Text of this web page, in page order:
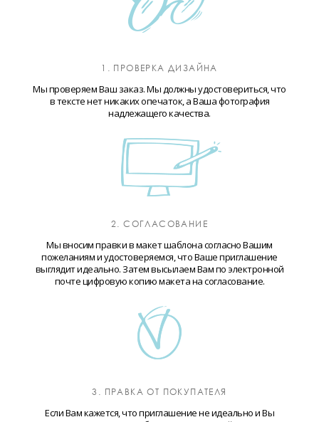
1. ПРОВЕРКА ДИЗАЙНА
Мы проверяем Ваш заказ. Мы должны удостовериться, что
в тексте нет никаких опечаток, а Ваша фотография
надлежащего качества.
2. СОГЛАСОВАНИЕ
Мы вносим правки в макет шаблона согласно Вашим
пожеланиям и удостоверяемся, что Ваше приглашение
выглядит идеально. Затем высылаем Вам по электронной
почте цифровую копию макета на согласование.
3. ПРАВКА ОТ ПОКУПАТЕЛЯ
Если Вам кажется, что приглашение не идеально и Вы